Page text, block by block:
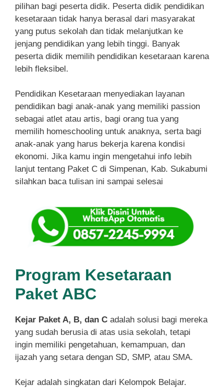
pilihan bagi peserta didik. Peserta didik pendidikan
kesetaraan tidak hanya berasal dari masyarakat
yang putus sekolah dan tidak melanjutkan ke
jenjang pendidikan yang lebih tinggi. Banyak
peserta didik memilih pendidikan kesetaraan karena
lebih fleksibel.
Pendidikan Kesetaraan menyediakan layanan
pendidikan bagi anak-anak yang memiliki passion
sebagai atlet atau artis, bagi orang tua yang
memilih homeschooling untuk anaknya, serta bagi
anak-anak yang harus bekerja karena kondisi
ekonomi. Jika kamu ingin mengetahui info lebih
lanjut tentang Paket C di Simpenan, Kab. Sukabumi
silahkan baca tulisan ini sampai selesai
Program Kesetaraan
Paket ABC
Kejar Paket A, B, dan C adalah solusi bagi mereka
yang sudah berusia di atas usia sekolah, tetapi
ingin memiliki pengetahuan, kemampuan, dan
ijazah yang setara dengan SD, SMP, atau SMA.
Kejar adalah singkatan dari Kelompok Belajar.